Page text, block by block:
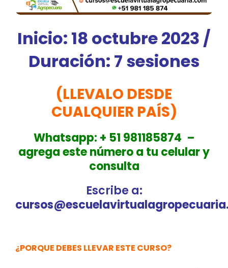
Inicio: 18 octubre 2023 /
Duración: 7 sesiones
(LLEVALO DESDE
CUALQUIER PAÍS)
Whatsapp: + 51 981185874 –
agrega este número a tu celular y
consulta
Escribe a:
¿PORQUE DEBES LLEVAR ESTE CURSO?